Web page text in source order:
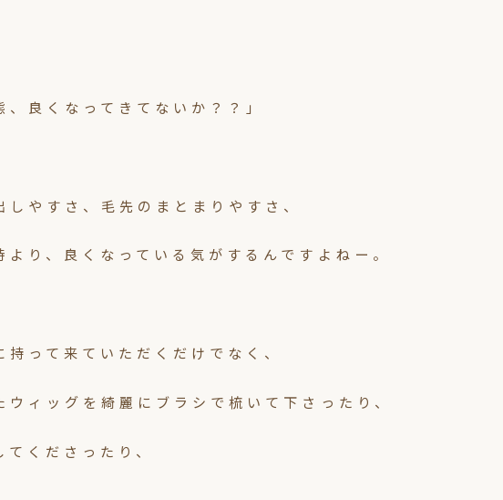
、良くなってきてないか？？」
やすさ、毛先のまとまりやすさ、
り、良くなっている気がするんですよねー。
って来ていただくだけでなく、
ウィッグを綺麗にブラシで梳いて下さったり、
くださったり、